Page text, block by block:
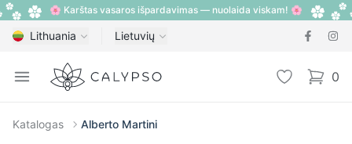
🌸 Karštas vasaros išpardavimas — nuolaida viskam! 🌸
Lithuania Lietuvių
Open menu
Calypso 0
items
Katalogas Alberto Martini